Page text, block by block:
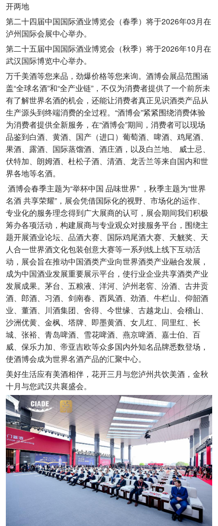
开两地
第二十四届中国国际酒业博览会（春季）将于2026年03月在
泸州国际会展中心举办。
第二十五届中国国际酒业博览会（秋季）将于2026年10月在
武汉国际博览中心举办。
万千美酒等您来品，劲爆价格等您来询。酒博会展品范围涵
盖“全球名酒”和“全产业链”，不仅为消费者提供了一个前所未
有了解世界名酒的机会，还能让消费者真正见识酒类产品从
生产源头到终端消费的全过程。“酒博会”紧紧围绕消费体验
为消费者提供全新服务，在“酒博会”期间，消费者可以现场
品鉴到白酒、黄酒、国产（进口）葡萄酒、啤酒、鸡尾酒、
果酒、露酒、国际蒸馏酒、酒庄酒，以及白兰地、 威士忌、
伏特加、朗姆酒、杜松子酒、清酒、龙舌兰等来自国内和世
界各地等名酒。
酒博会春季主题为“举杯中国 品味世界” ，秋季主题为“世界
名酒 共享荣耀”，展会凭借国际化的视野、市场化的运作、
专业化的服务理念得到广大展商的认可，展会期间我们积极
筹办各项活动，构建展商与专业观众对接服务平台，围绕主
题开展酒业论坛、品酒大赛、国际鸡尾酒大赛、天觥奖、天
人合一世界酒文化包装创意大赛等一系列线上线下互动活
动，展会旨在推动中国酒类产业向世界酒类产业融合发展，
成为中国酒业发展重要展示平台，使行业企业共享酒类产业
发展成果。茅台、五粮液、洋河、泸州老窖、汾酒、古井贡
酒、郎酒、习酒、剑南春、西凤酒、劲酒、牛栏山、仰韶酒
业、董酒、川酒集团、舍得、今世缘、古越龙山、会稽山、
沙洲优黄、金枫、塔牌、即墨黄酒、女儿红、同里红、长
城、张裕、青岛啤酒、雪花啤酒、燕京啤酒、嘉士伯、百
威、保乐力加、帝亚吉欧等众多国内外知名品牌悉数登场，
使酒博会成为世界名酒产品的汇聚中心。
美好生活应有美酒相伴，花开三月与您泸州共饮美酒，金秋
十月与您武汉共襄盛会。